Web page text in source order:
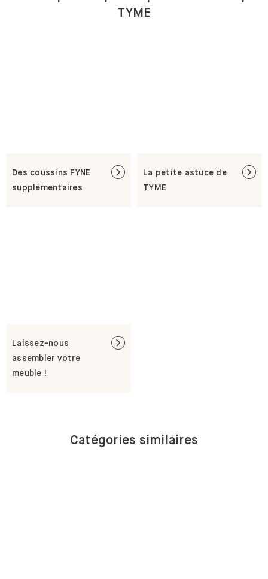
TYME
Des coussins FYNE
supplémentaires
La petite astuce de
TYME
Laissez-nous
assembler votre
meuble !
Catégories similaires